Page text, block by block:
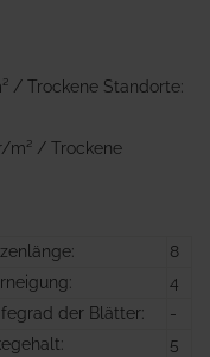
/ Trockene Standorte:
m² / Trockene
8
4
der Blätter:
-
5